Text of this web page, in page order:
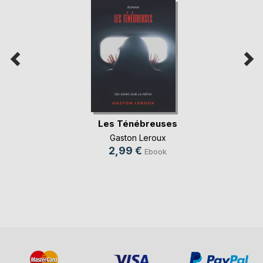
Les Ténébreuses
Gaston Leroux
2,99 € Ebook